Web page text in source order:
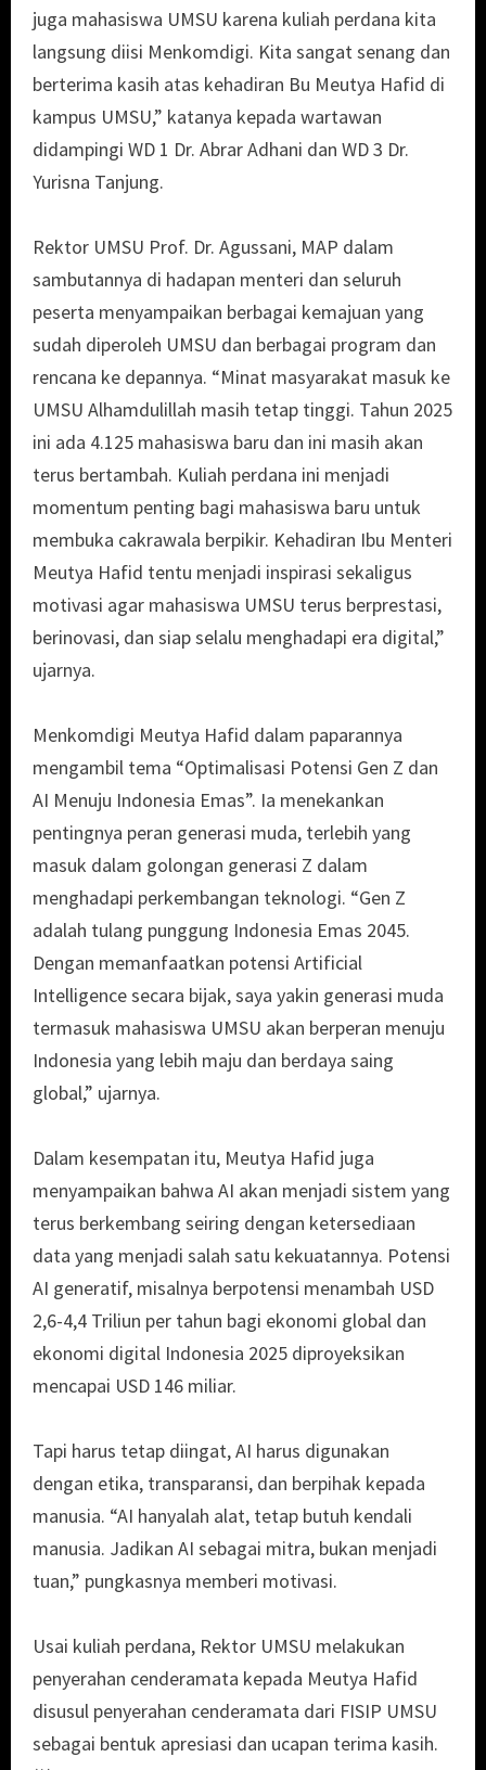
juga mahasiswa UMSU karena kuliah perdana kita
langsung diisi Menkomdigi. Kita sangat senang dan
berterima kasih atas kehadiran Bu Meutya Hafid di
kampus UMSU,” katanya kepada wartawan
didampingi WD 1 Dr. Abrar Adhani dan WD 3 Dr.
Yurisna Tanjung.
Rektor UMSU Prof. Dr. Agussani, MAP dalam
sambutannya di hadapan menteri dan seluruh
peserta menyampaikan berbagai kemajuan yang
sudah diperoleh UMSU dan berbagai program dan
rencana ke depannya. “Minat masyarakat masuk ke
UMSU Alhamdulillah masih tetap tinggi. Tahun 2025
ini ada 4.125 mahasiswa baru dan ini masih akan
terus bertambah. Kuliah perdana ini menjadi
momentum penting bagi mahasiswa baru untuk
membuka cakrawala berpikir. Kehadiran Ibu Menteri
Meutya Hafid tentu menjadi inspirasi sekaligus
motivasi agar mahasiswa UMSU terus berprestasi,
berinovasi, dan siap selalu menghadapi era digital,”
ujarnya.
Menkomdigi Meutya Hafid dalam paparannya
mengambil tema “Optimalisasi Potensi Gen Z dan
AI Menuju Indonesia Emas”. Ia menekankan
pentingnya peran generasi muda, terlebih yang
masuk dalam golongan generasi Z dalam
menghadapi perkembangan teknologi. “Gen Z
adalah tulang punggung Indonesia Emas 2045.
Dengan memanfaatkan potensi Artificial
Intelligence secara bijak, saya yakin generasi muda
termasuk mahasiswa UMSU akan berperan menuju
Indonesia yang lebih maju dan berdaya saing
global,” ujarnya.
Dalam kesempatan itu, Meutya Hafid juga
menyampaikan bahwa AI akan menjadi sistem yang
terus berkembang seiring dengan ketersediaan
data yang menjadi salah satu kekuatannya. Potensi
AI generatif, misalnya berpotensi menambah USD
2,6-4,4 Triliun per tahun bagi ekonomi global dan
ekonomi digital Indonesia 2025 diproyeksikan
mencapai USD 146 miliar.
Tapi harus tetap diingat, AI harus digunakan
dengan etika, transparansi, dan berpihak kepada
manusia. “AI hanyalah alat, tetap butuh kendali
manusia. Jadikan AI sebagai mitra, bukan menjadi
tuan,” pungkasnya memberi motivasi.
Usai kuliah perdana, Rektor UMSU melakukan
penyerahan cenderamata kepada Meutya Hafid
disusul penyerahan cenderamata dari FISIP UMSU
sebagai bentuk apresiasi dan ucapan terima kasih.